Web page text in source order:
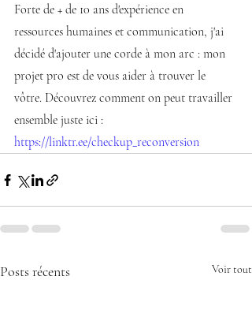
Forte de + de 10 ans d'expérience en
ressources humaines et communication, j'ai
décidé d'ajouter une corde à mon arc : mon
projet pro est de vous aider à trouver le
vôtre. Découvrez comment on peut travailler
ensemble juste ici :
https://linktr.ee/checkup_reconversion
Posts récents Voir tout